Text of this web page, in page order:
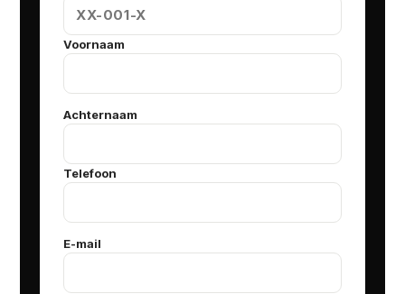
Voornaam
Achternaam
Telefoon
E-mail